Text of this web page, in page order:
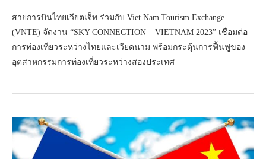
สายการบินไทยเวียตเจ็ท ร่วมกับ Viet Nam Tourism Exchange
(VNTE) จัดงาน “SKY CONNECTION – VIETNAM 2023” เชื่อมต่อ
การท่องเที่ยวระหว่างไทยและเวียดนาม พร้อมกระตุ้นการฟื้นฟูของ
อุตสาหกรรมการท่องเที่ยวระหว่างสองประเทศ